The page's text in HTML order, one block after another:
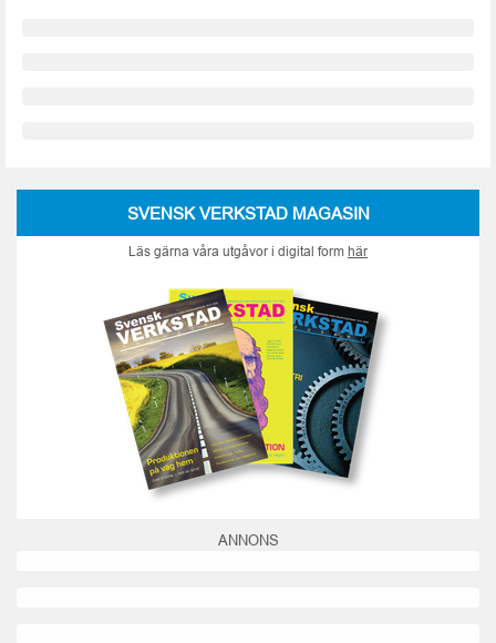
SVENSK VERKSTAD MAGASIN
Läs gärna våra utgåvor i digital form här
ANNONS